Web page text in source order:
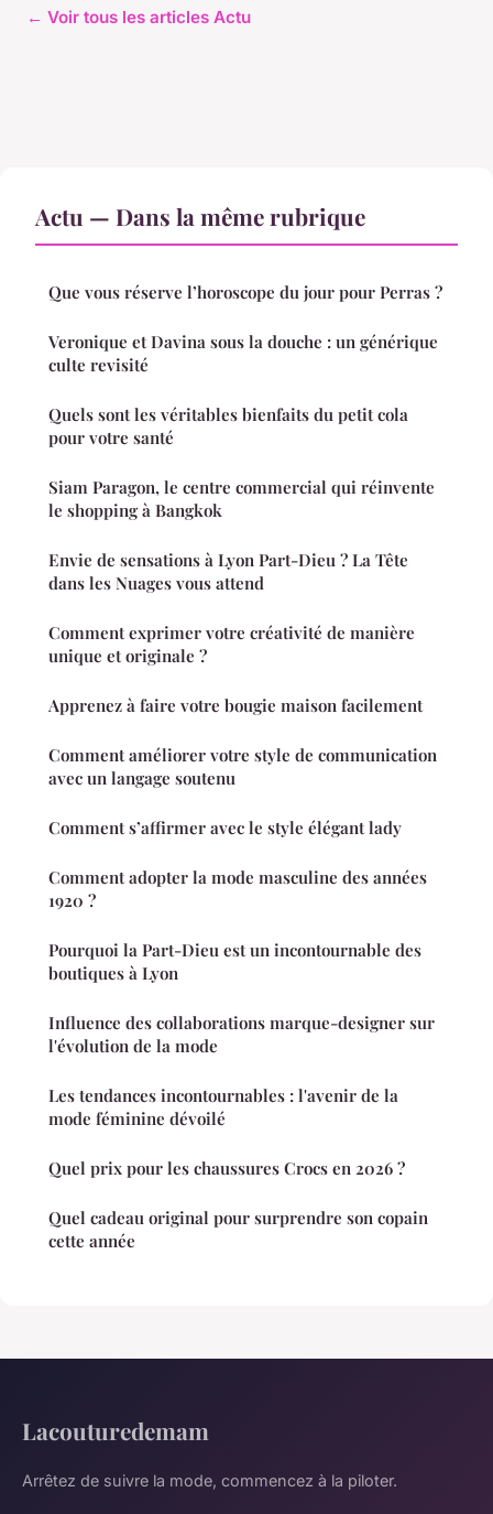
← Voir tous les articles Actu
Actu — Dans la même rubrique
Que vous réserve l’horoscope du jour pour Perras ?
Veronique et Davina sous la douche : un générique
culte revisité
Quels sont les véritables bienfaits du petit cola
pour votre santé
Siam Paragon, le centre commercial qui réinvente
le shopping à Bangkok
Envie de sensations à Lyon Part-Dieu ? La Tête
dans les Nuages vous attend
Comment exprimer votre créativité de manière
unique et originale ?
Apprenez à faire votre bougie maison facilement
Comment améliorer votre style de communication
avec un langage soutenu
Comment s’affirmer avec le style élégant lady
Comment adopter la mode masculine des années
1920 ?
Pourquoi la Part-Dieu est un incontournable des
boutiques à Lyon
Influence des collaborations marque-designer sur
l'évolution de la mode
Les tendances incontournables : l'avenir de la
mode féminine dévoilé
Quel prix pour les chaussures Crocs en 2026 ?
Quel cadeau original pour surprendre son copain
cette année
Lacouturedemam
Arrêtez de suivre la mode, commencez à la piloter.